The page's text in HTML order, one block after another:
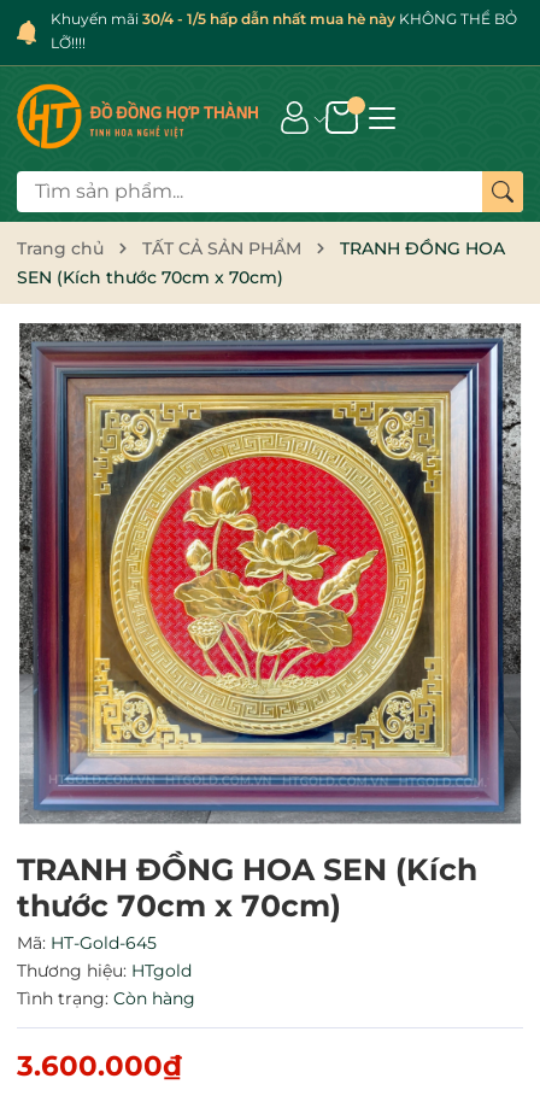
Khuyến mãi 30/4 - 1/5 hấp dẫn nhất mua hè này KHÔNG THỂ BỎ
LỠ!!!!
Trang chủ TẤT CẢ SẢN PHẨM
TRANH ĐỒNG HOA
SEN (Kích thước 70cm x 70cm)
TRANH ĐỒNG HOA SEN (Kích
thước 70cm x 70cm)
Mã: HT-Gold-645
Thương hiệu: HTgold
Tình trạng: Còn hàng
3.600.000₫
Mã giảm giá:
Ngày hết hạn:
Điều kiện: